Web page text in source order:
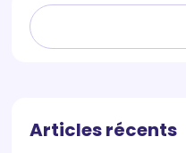
Articles récents